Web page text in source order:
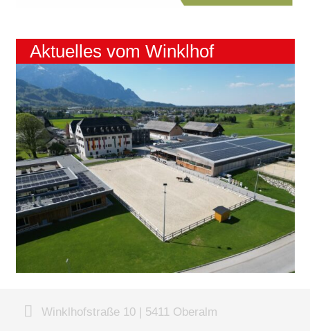
Aktuelles vom Winklhof
Winklhofstraße 10 | 5411 Oberalm